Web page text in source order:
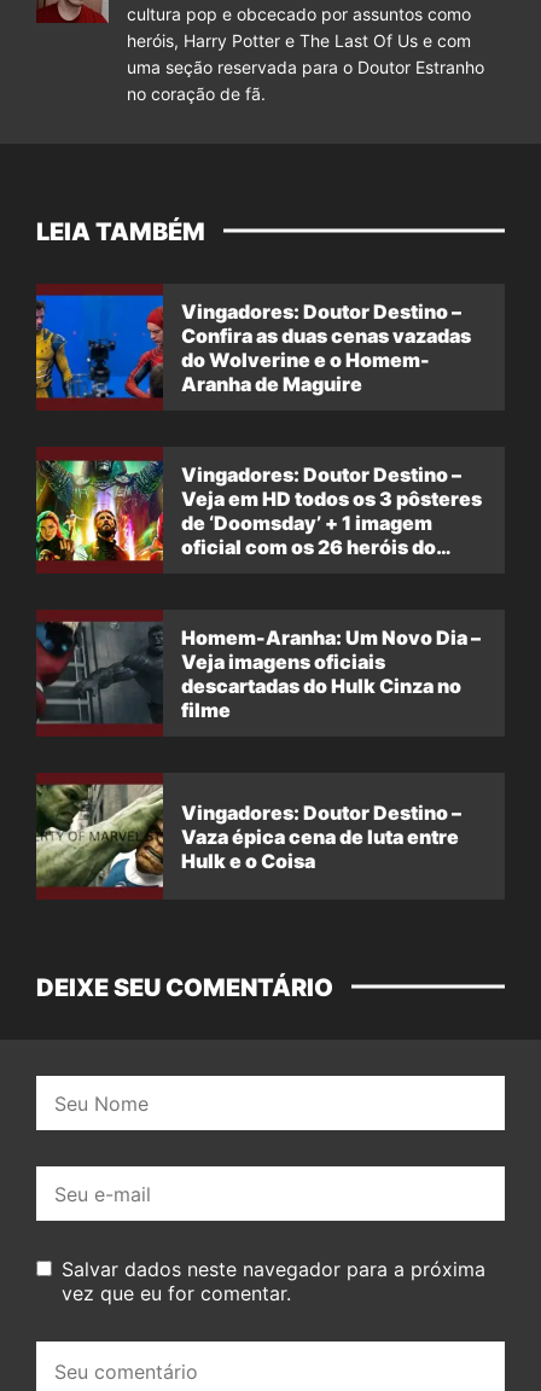
cultura pop e obcecado por assuntos como
heróis, Harry Potter e The Last Of Us e com
uma seção reservada para o Doutor Estranho
no coração de fã.
LEIA TAMBÉM
Vingadores: Doutor Destino –
Confira as duas cenas vazadas
do Wolverine e o Homem-
Aranha de Maguire
Vingadores: Doutor Destino –
Veja em HD todos os 3 pôsteres
de ‘Doomsday’ + 1 imagem
oficial com os 26 heróis do
Homem-Aranha: Um Novo Dia –
Veja imagens oficiais
descartadas do Hulk Cinza no
filme
Vingadores: Doutor Destino –
Vaza épica cena de luta entre
Hulk e o Coisa
DEIXE SEU COMENTÁRIO
mail:
Salvar dados neste navegador para a próxima
vez que eu for comentar.
comentário: